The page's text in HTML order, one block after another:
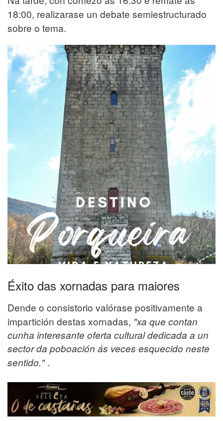
18:00, realizarase un debate semiestructurado
sobre o tema.
Éxito das xornadas para maiores
Dende o consistorio valórase positivamente a
impartición destas xornadas, "xa que contan
cunha interesante oferta cultural dedicada a un
sector da poboación ás veces esquecido neste
sentido.".